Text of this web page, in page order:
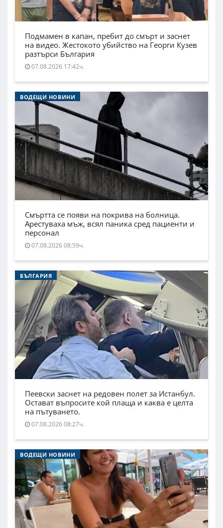
Подмамен в капан, пребит до смърт и заснет
на видео. Жестокото убийство на Георги Кузев
разтърси България
07.08.2026 17:42ч.
ВОДЕЩИ НОВИНИ
Смъртта се появи на покрива на болница.
Арестуваха мъж, всял паника сред пациенти и
персонал
07.08.2026 08:59ч.
БЪЛГАРИЯ
Пеевски заснет на редовен полет за Истанбул.
Остават въпросите кой плаща и каква е целта
на пътуването.
07.08.2026 08:27ч.
ВОДЕЩИ НОВИНИ